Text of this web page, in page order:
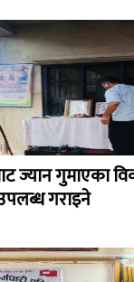
ज्यान गुमाएका
गराइने